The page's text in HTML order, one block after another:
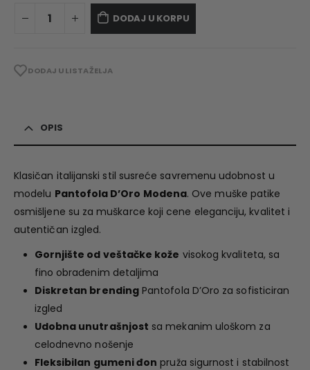
DODAJ U KORPU
DODAJ U LISTA ŽELJA
OPIS
Klasičan italijanski stil susreće savremenu udobnost u
modelu Pantofola D’Oro Modena. Ove muške patike
osmišljene su za muškarce koji cene eleganciju, kvalitet i
autentičan izgled.
Gornjište od veštačke kože visokog kvaliteta, sa
fino obrađenim detaljima
Diskretan brendingPantofola D’Oro za sofisticiran
izgled
Udobna unutrašnjost sa mekanim uloškom za
celodnevno nošenje
Fleksibilan gumeni đon pruža sigurnost i stabilnost